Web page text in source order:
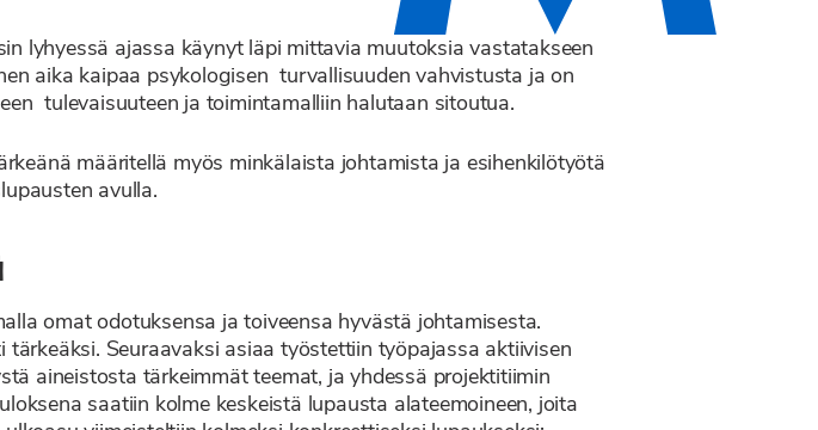
lyhyessä ajassa käynyt läpi mittavia muutoksia vastatakseen
aika kaipaa psykologisen turvallisuuden vahvistusta ja on
tulevaisuuteen ja toimintamalliin halutaan sitoutua.
määritellä myös minkälaista johtamista ja esihenkilötyötä
avulla.
omat odotuksensa ja toiveensa hyvästä johtamisesta.
Seuraavaksi asiaa työstettiin työpajassa aktiivisen
aineistosta tärkeimmät teemat, ja yhdessä projektitiimin
saatiin kolme keskeistä lupausta alateemoineen, joita